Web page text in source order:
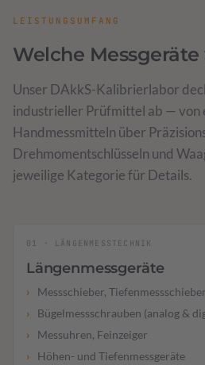
LEISTUNGSUMFANG
Welche
Unser DAkkS-Kalibrierlabor
industrieller Prüfmittel ab — von
Handmessmitteln über
Drehmomentschlüsseln und
jeweilige Kategorie für Details.
01 · LÄNGENMESSTECHNIK
Längenmessgeräte
Messschieber, Tiefenmessschieber
Bügelmessschrauben (analog &
Messuhren, Feinzeiger
Höhen- und Tiefenmessgeräte